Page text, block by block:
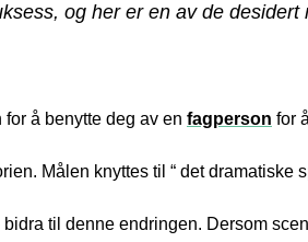
og her er en av de
å benytte deg av en fagperson for
Målen knyttes til “ det dramatiske
til denne endringen. Dersom